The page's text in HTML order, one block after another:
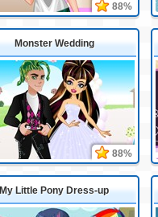
88%
Monster Wedding
88%
My Little Pony Dress-up